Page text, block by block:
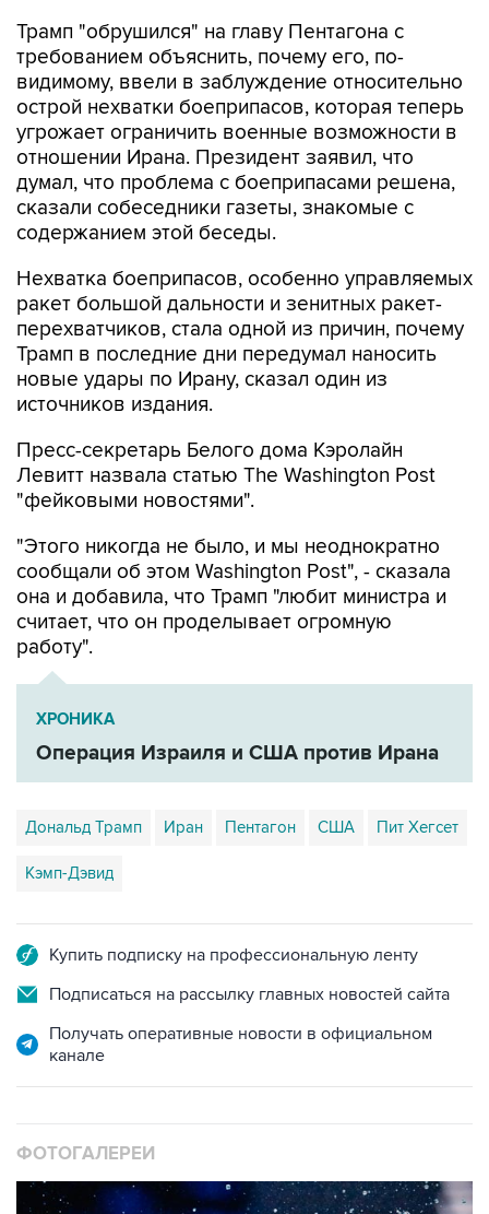
Трамп "обрушился" на главу Пентагона с
требованием объяснить, почему его, по-
видимому, ввели в заблуждение относительно
острой нехватки боеприпасов, которая теперь
угрожает ограничить военные возможности в
отношении Ирана. Президент заявил, что
думал, что проблема с боеприпасами решена,
сказали собеседники газеты, знакомые с
содержанием этой беседы.
Нехватка боеприпасов, особенно управляемых
ракет большой дальности и зенитных ракет-
перехватчиков, стала одной из причин, почему
Трамп в последние дни передумал наносить
новые удары по Ирану, сказал один из
источников издания.
Пресс-секретарь Белого дома Кэролайн
Левитт назвала статью The Washington Post
"фейковыми новостями".
"Этого никогда не было, и мы неоднократно
сообщали об этом Washington Post", - сказала
она и добавила, что Трамп "любит министра и
считает, что он проделывает огромную
работу".
ХРОНИКА
Операция Израиля и США против Ирана
Дональд Трамп Иран Пентагон США Пит Хегсет
Кэмп-Дэвид
Купить подписку на профессиональную ленту
Подписаться на рассылку главных новостей сайта
Получать оперативные новости в официальном
канале
ФОТОГАЛЕРЕИ